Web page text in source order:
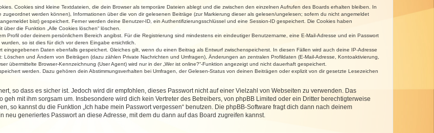
Cookies sind kleine Textdateien, die dein Browser als temporäre Dateien ablegt und die zwischen den einzelnen Aufrufen des Boards erhalten bleiben. In
werden können), Informationen über die von dir gelesenen Beiträge (zur Markierung dieser als gelesen/ungelesen; sofern du nicht angemeldet
bist) gespeichert. Ferner werden deine Benutzer-ID, ein Authentifizierungsschlüssel und eine Session-ID gespeichert. Die Cookies haben
die Funktion „Alle Cookies löschen“ löschen.
Profil oder deinem persönlichem Bereich angibst. Für die Registrierung sind mindestens ein eindeutiger Benutzername, eine E-Mail-Adresse und ein Passwort
so ist dies für dich vor deren Eingabe ersichtlich.
Daten ebenfalls gespeichert. Gleiches gilt, wenn du einen Beitrag als Entwurf zwischenspeicherst. In diesen Fällen wird auch deine IP-Adresse
und Ändern von Beiträgen (dazu zählen Private Nachrichten und Umfragen), Änderungen an zentralen Profildaten (E-Mail-Adresse, Kontoaktivierung,
übermittelte Browser-Kennzeichnung (User Agent) wird nur in der „Wer ist online?“-Funktion angezeigt und nicht dauerhaft gespeichert.
werden. Dazu gehören dein Abstimmungsverhalten bei Umfragen, der Gelesen-Status von deinen Beiträgen oder explizit von dir gesetzte Lesezeichen
so dass es sicher ist. Jedoch wird dir empfohlen, dieses Passwort nicht auf einer Vielzahl von Webseiten zu verwenden. Das
mit ihm sorgsam um. Insbesondere wird dich kein Vertreter des Betreibers, von phpBB Limited oder ein Dritter berechtigterweise
so kannst du die Funktion „Ich habe mein Passwort vergessen“ benutzen. Die phpBB-Software fragt dich dann nach deinem
generiertes Passwort an diese Adresse, mit dem du dann auf das Board zugreifen kannst.